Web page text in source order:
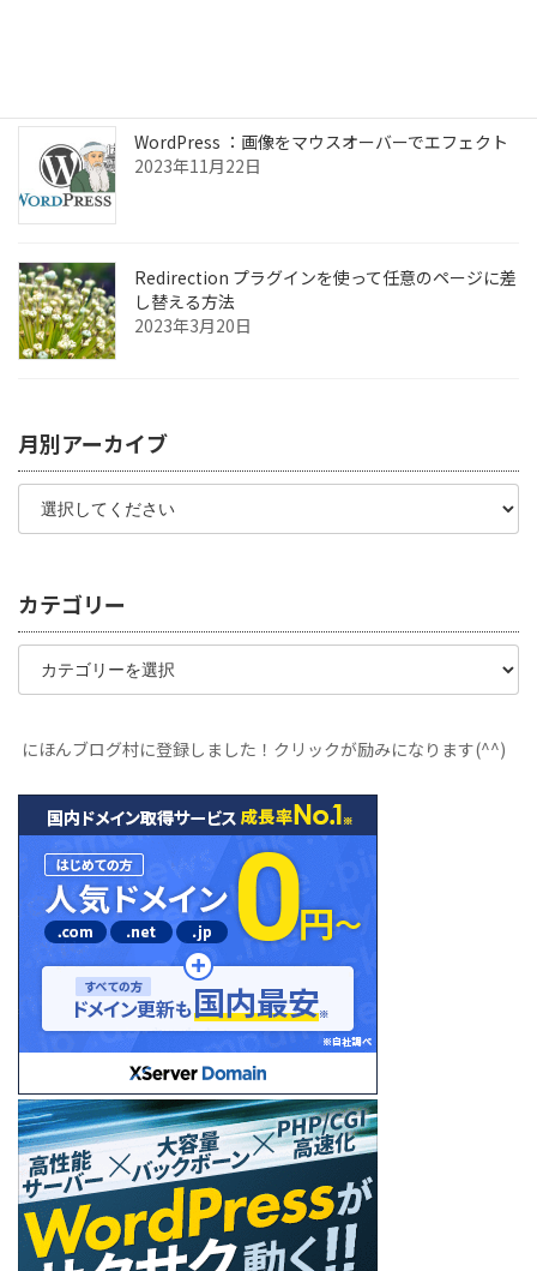
WordPress ：画像をマウスオーバーでエフェクト
2023年11月22日
Redirection プラグインを使って任意のページに差
し替える方法
2023年3月20日
月別アーカイブ
カテゴリー
カ
ゴ
ーにほんブログ村に登録しました！クリックが励みになります(^^)